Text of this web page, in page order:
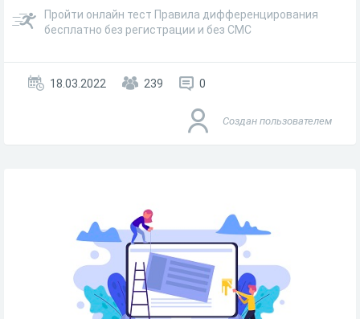
Пройти онлайн тест Правила дифференцирования
бесплатно без регистрации и без СМС
18.03.2022 239 0
Создан пользователем